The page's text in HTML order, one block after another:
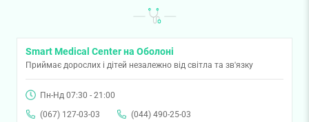
Smart Medical Center на Оболоні
Приймає дорослих і дітей незалежно від світла та зв'язку
Пн-Нд 07:30 - 21:00
(067) 127-03-03
(044) 490-25-03